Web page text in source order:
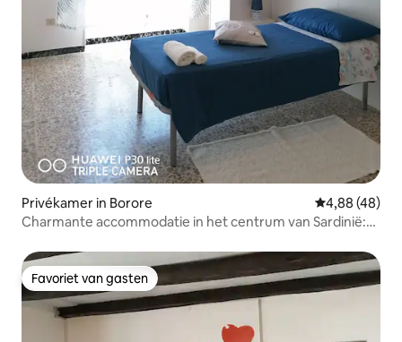
Privékamer in Borore Gemiddelde
4,88 (48)
Charmante accommodatie in het centrum van Sardinië:
Favoriet van gasten
Favoriet van gasten